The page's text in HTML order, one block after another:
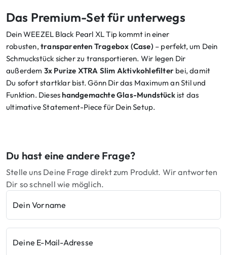
Das Premium-Set für unterwegs
Dein WEEZEL Black Pearl XL Tip kommt in einer
robusten, transparenten Tragebox (Case) – perfekt, um Dein
Schmuckstück sicher zu transportieren. Wir legen Dir
außerdem 3x Purize XTRA Slim Aktivkohlefilter bei, damit
Du sofort startklar bist. Gönn Dir das Maximum an Stil und
Funktion. Dieseshandgemachte Glas-Mundstückist das
ultimative Statement-Piece für Dein Setup.
Du hast eine andere Frage?
Stelle uns Deine Frage direkt zum Produkt. Wir antworten
Dir so schnell wie möglich.
Dein Vorname
Deine E-Mail-Adresse